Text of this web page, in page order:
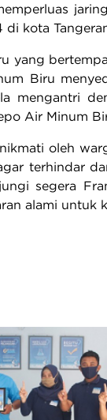
di kota
yang
Biru
mengantri
Air Minum
oleh
terhindar
segera
alami untuk